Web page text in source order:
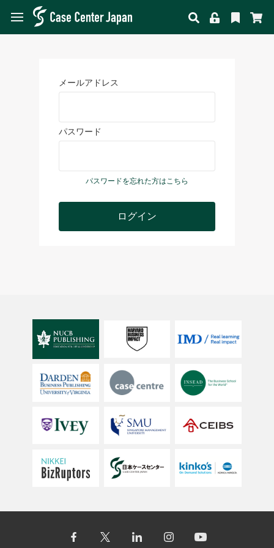
メールアドレス
パスワード
パスワードを忘れた方はこちら
ログイン